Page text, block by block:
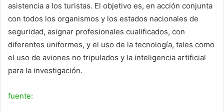
asistencia a los turistas. El objetivo es, en acción conjunta
con todos los organismos y los estados nacionales de
seguridad, asignar profesionales cualificados, con
diferentes uniformes, y el uso de la tecnología, tales como
el uso de aviones no tripulados y la inteligencia artificial
para la investigación.
fuente: